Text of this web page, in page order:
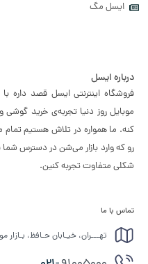
ایسل مگ
درباره ایسل
فروشگاه اینترنتی ایسل قصد داره
موبایل روز دنیا تجربه‌ی خرید گوشی
کنه. ما همواره در تلاش هستیم
رو که وارد بازار می‌شن در دسترس
شکلی متفاوت تجربه کنین.
تماس با ما
تهـــران، خیـابان حـافظ، بـازار